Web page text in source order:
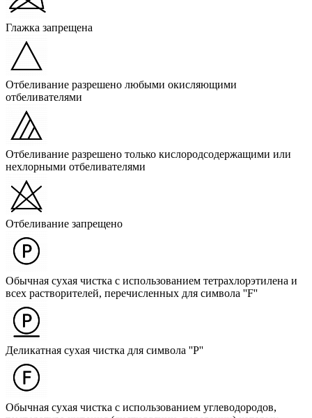
Глажка запрещена
Отбеливание разрешено любыми окисляющими
отбеливателями
Отбеливание разрешено только кислородсодержащими или
нехлорными отбеливателями
Отбеливание запрещено
Обычная сухая чистка с использованием тетрахлорэтилена и
всех растворителей, перечисленных для символа ''F''
Деликатная сухая чистка для символа ''P''
Обычная сухая чистка с использованием углеводородов,